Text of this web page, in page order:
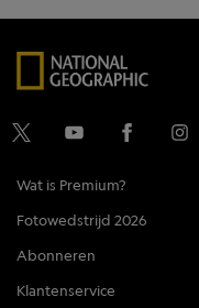
Wat is Premium?
Fotowedstrijd 2026
Abonneren
Klantenservice